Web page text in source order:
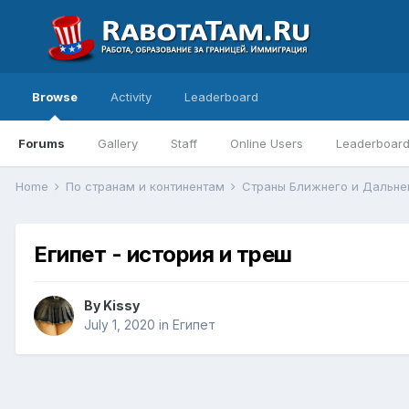
Browse
Forums Gallery Staff Online Users Leaderboard
Activity Leaderboard
Home По странам и континентам Страны Ближнего и
Египет - история и треш
By Kissy
July 1, 2020 in Египет